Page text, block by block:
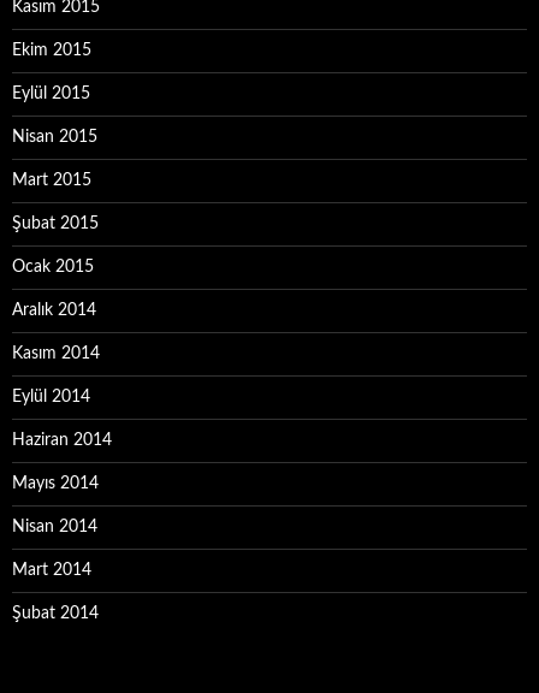
Kasım 2015
Ekim 2015
Eylül 2015
Nisan 2015
Mart 2015
Şubat 2015
Ocak 2015
Aralık 2014
Kasım 2014
Eylül 2014
Haziran 2014
Mayıs 2014
Nisan 2014
Mart 2014
Şubat 2014